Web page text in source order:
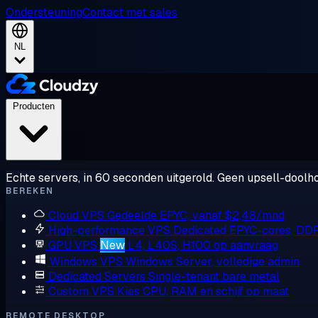
OndersteuningContact met sales
NL
Echte servers, in 60 seconden uitgerold. Geen upsell-
BEREKEN
Cloud VPS Gedeelde EPYC, vanaf $2,48/mnd
High-performance VPS Dedicated EPYC-cores,
GPU VPS New L4, L40S, H100 op aanvraag
Windows VPS Windows Server, volledige admin
Dedicated Servers Single-tenant bare metal
Custom VPS Kies CPU, RAM en schijf op maat